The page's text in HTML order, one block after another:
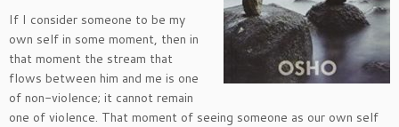
If I consider someone to be my
own self in some moment, then in
that moment the stream that
flows between him and me is one
of non-violence; it cannot remain
one of violence. That moment of seeing someone as our own self